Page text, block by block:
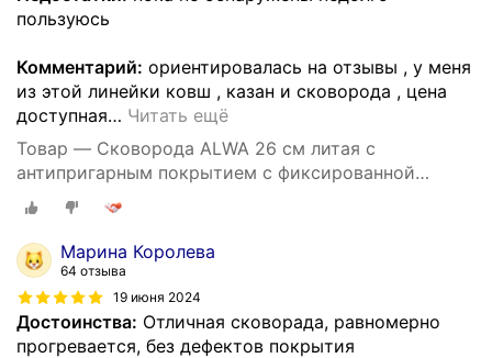
пользуюсь
Комментарий: ориентировалась на отзывы , у меня
из этой линейки ковш , казан и сковорода , цена
доступная… Читать ещё
Товар — Cковорода ALWA 26 см литая с
антипригарным покрытием с фиксированной
ручкой цвет мрамор
Марина Королева
64 отзыва
19 июня 2024
Достоинства: Отличная сковорада, равномерно
прогревается, без дефектов покрытия